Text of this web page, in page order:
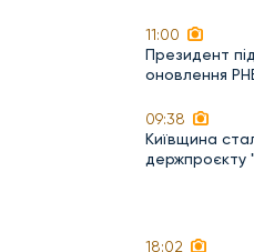
11:00
Президент
оновлення
09:38
Київщина
держпроєкту
18:02